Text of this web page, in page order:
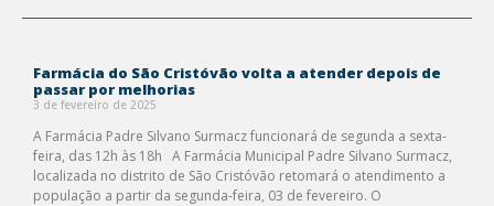
Farmácia do São Cristóvão volta a atender depois de
passar por melhorias
3 de fevereiro de 2025
A Farmácia Padre Silvano Surmacz funcionará de segunda a sexta-
feira, das 12h às 18h A Farmácia Municipal Padre Silvano Surmacz,
localizada no distrito de São Cristóvão retomará o atendimento a
população a partir da segunda-feira, 03 de fevereiro. O